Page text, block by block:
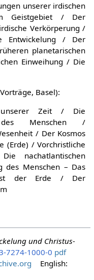
unserer irdischen
Geistgebiet / Der
Verkörperung /
Entwickelung / Der
planetarischen
Einweihung / Die
Basel):
unserer Zeit / Die
des Menschen /
/ Der Kosmos
(Erde) / Vorchristliche
nachatlantischen
des Menschen – Das
der Erde / Der
und Christus-
7274-1000-0 pdf
English: